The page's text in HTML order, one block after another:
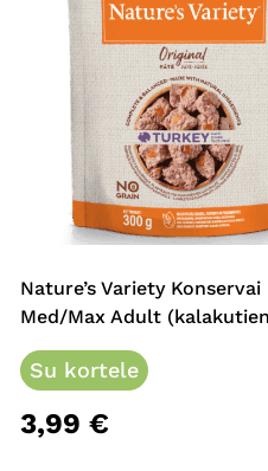
Nature’s Variety Konservai
Med/Max Adult
Su kortele
3,99 €